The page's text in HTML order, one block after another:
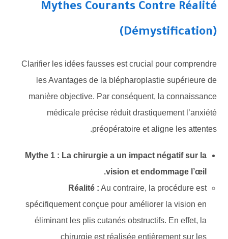
Mythes Courants Contre Réalité
(Démystification)
Clarifier les idées fausses est crucial pour comprendre
les Avantages de la blépharoplastie supérieure de
manière objective. Par conséquent, la connaissance
médicale précise réduit drastiquement l’anxiété
préopératoire et aligne les attentes.
Mythe 1 : La chirurgie a un impact négatif sur la
vision et endommage l’œil.
Réalité : Au contraire, la procédure est
spécifiquement conçue pour améliorer la vision en
éliminant les plis cutanés obstructifs. En effet, la
chirurgie est réalisée entièrement sur les